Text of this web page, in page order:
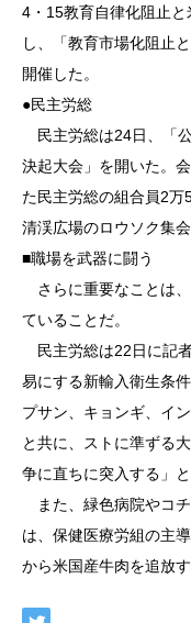
4・15教育自律化阻止
し、「教育市場化阻止
開催した。
●民主労総
民主労総は24日、「
決起大会」を開いた。
た民主労総の組合員2
清渓広場のロウソク集会
■職場を武器に闘う
さらに重要なことは
ていることだ。
民主労総は22日に記
易にする新輸入衛生条
プサン、キョンギ、イ
と共に、ストに準ずる
争に直ちに突入する」と
また、緑色病院やコ
は、保健医療労組の主
から米国産牛肉を追放